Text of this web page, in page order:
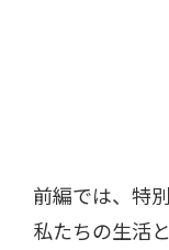
前編では、特
私たちの生活